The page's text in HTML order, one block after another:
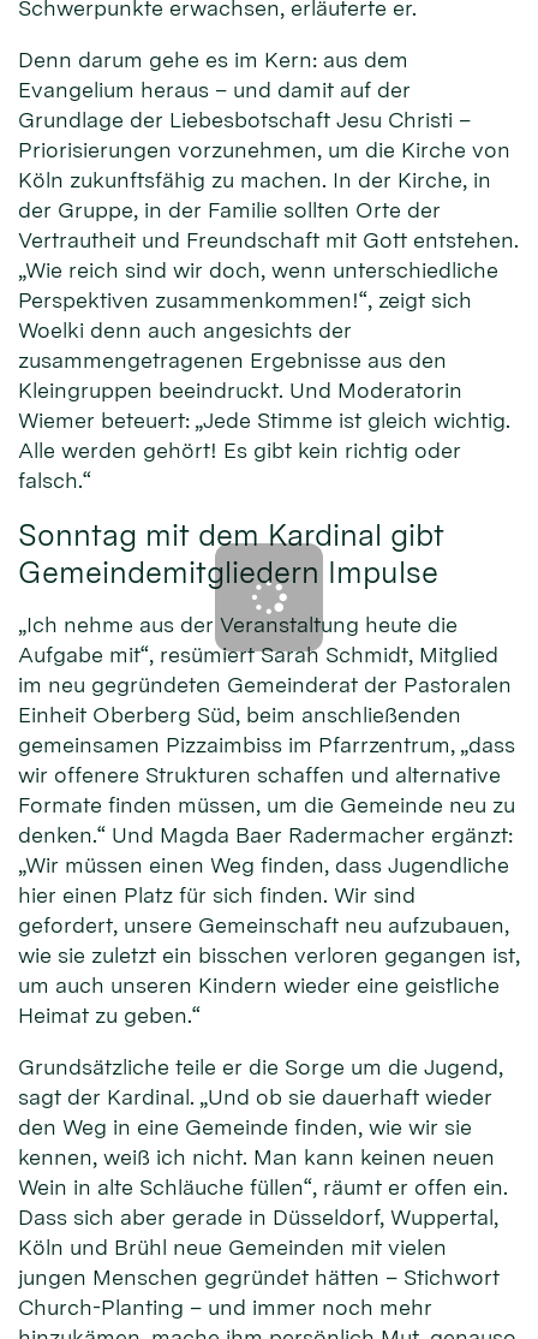
Schwerpunkte erwachsen, erläuterte er.
Denn darum gehe es im Kern: aus dem
Evangelium heraus – und damit auf der
Grundlage der Liebesbotschaft Jesu Christi –
Priorisierungen vorzunehmen, um die Kirche von
Köln zukunftsfähig zu machen. In der Kirche, in
der Gruppe, in der Familie sollten Orte der
Vertrautheit und Freundschaft mit Gott entstehen.
„Wie reich sind wir doch, wenn unterschiedliche
Perspektiven zusammenkommen!“, zeigt sich
Woelki denn auch angesichts der
zusammengetragenen Ergebnisse aus den
Kleingruppen beeindruckt. Und Moderatorin
Wiemer beteuert: „Jede Stimme ist gleich wichtig.
Alle werden gehört! Es gibt kein richtig oder
falsch.“
Sonntag mit dem Kardinal gibt
Gemeindemitgliedern Impulse
„Ich nehme aus der Veranstaltung heute die
Aufgabe mit“, resümiert Sarah Schmidt, Mitglied
im neu gegründeten Gemeinderat der Pastoralen
Einheit Oberberg Süd, beim anschließenden
gemeinsamen Pizzaimbiss im Pfarrzentrum, „dass
wir offenere Strukturen schaffen und alternative
Formate finden müssen, um die Gemeinde neu zu
denken.“ Und Magda Baer Radermacher ergänzt:
„Wir müssen einen Weg finden, dass Jugendliche
hier einen Platz für sich finden. Wir sind
gefordert, unsere Gemeinschaft neu aufzubauen,
wie sie zuletzt ein bisschen verloren gegangen ist,
um auch unseren Kindern wieder eine geistliche
Heimat zu geben.“
Grundsätzliche teile er die Sorge um die Jugend,
sagt der Kardinal. „Und ob sie dauerhaft wieder
den Weg in eine Gemeinde finden, wie wir sie
kennen, weiß ich nicht. Man kann keinen neuen
Wein in alte Schläuche füllen“, räumt er offen ein.
Dass sich aber gerade in Düsseldorf, Wuppertal,
Köln und Brühl neue Gemeinden mit vielen
jungen Menschen gegründet hätten – Stichwort
Church-Planting – und immer noch mehr